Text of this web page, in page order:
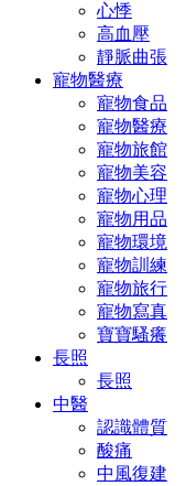
心悸
高血壓
靜脈曲張
寵物醫療
寵物食品
寵物醫療
寵物旅館
寵物美容
寵物心理
寵物用品
寵物環境
寵物訓練
寵物旅行
寵物寫真
寶寶騷癢
長照
長照
中醫
認識體質
酸痛
中風復建